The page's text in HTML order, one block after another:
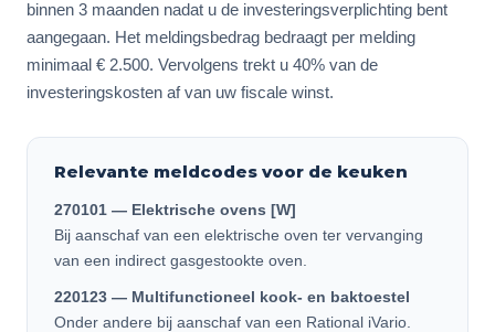
binnen 3 maanden nadat u de investeringsverplichting bent
aangegaan. Het meldingsbedrag bedraagt per melding
minimaal € 2.500. Vervolgens trekt u 40% van de
investeringskosten af van uw fiscale winst.
Relevante meldcodes voor de keuken
270101 — Elektrische ovens [W]
Bij aanschaf van een elektrische oven ter vervanging
van een indirect gasgestookte oven.
220123 — Multifunctioneel kook- en baktoestel
Onder andere bij aanschaf van een Rational iVario.